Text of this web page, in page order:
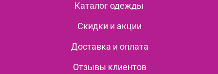
Каталог одежды
Скидки и акции
Доставка и оплата
Отзывы клиентов